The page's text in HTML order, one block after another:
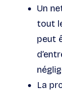
Un
tout
peut
La